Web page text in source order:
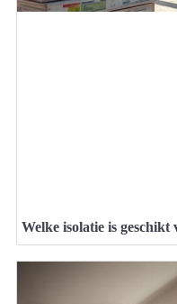
Welke isolatie is geschikt